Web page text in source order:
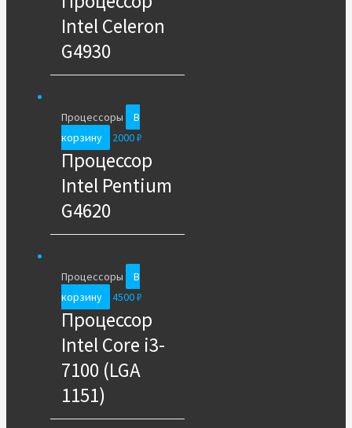
Intel Celeron
G4930
Процессоры
В
корзину
2000₽
Процессор
Intel Pentium
G4620
Процессоры
В
корзину
4500₽
Процессор
Intel Core i3-
7100 (LGA
1151)